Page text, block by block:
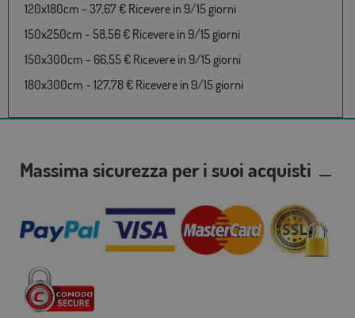
120x180cm - 37,67 € Ricevere in 9/15 giorni
150x250cm - 58,56 € Ricevere in 9/15 giorni
150x300cm - 66,55 € Ricevere in 9/15 giorni
180x300cm - 127,78 € Ricevere in 9/15 giorni
Massima sicurezza per i suoi acquisti